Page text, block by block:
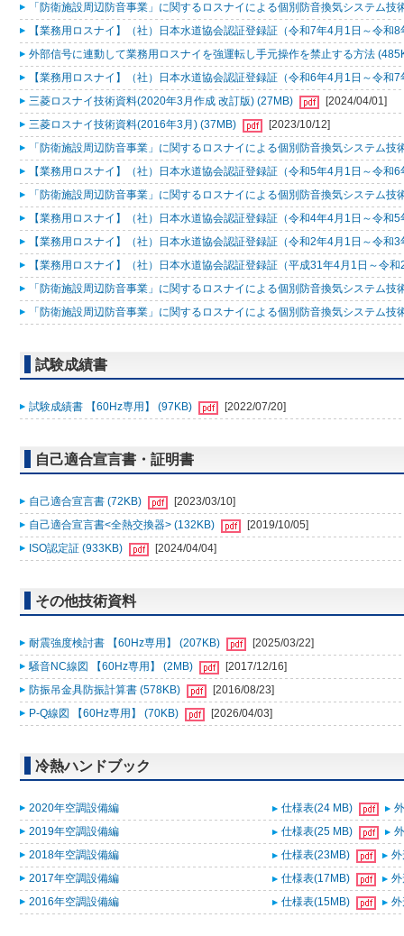
「防衛施設周辺防音事業」に関するロスナイによる個別防音換気システム
【業務用ロスナイ】（社）日本水道協会認証登録証（令和7年4月1日～令和
外部信号に連動して業務用ロスナイを強運転し手元操作を禁止する方法
【業務用ロスナイ】（社）日本水道協会認証登録証（令和6年4月1日～令和
三菱ロスナイ技術資料(2020年3月作成 改訂版) (27MB)
[2024/04/01]
三菱ロスナイ技術資料(2016年3月) (37MB)
[2023/10/12]
「防衛施設周辺防音事業」に関するロスナイによる個別防音換気システム
【業務用ロスナイ】（社）日本水道協会認証登録証（令和5年4月1日～令和
「防衛施設周辺防音事業」に関するロスナイによる個別防音換気システム
【業務用ロスナイ】（社）日本水道協会認証登録証（令和4年4月1日～令和
【業務用ロスナイ】（社）日本水道協会認証登録証（令和2年4月1日～令和
【業務用ロスナイ】（社）日本水道協会認証登録証（平成31年4月1日～令
「防衛施設周辺防音事業」に関するロスナイによる個別防音換気システム
「防衛施設周辺防音事業」に関するロスナイによる個別防音換気システム
試験成績書
試験成績書 【60Hz専用】 (97KB) [2022/07/20]
自己適合宣言書・証明書
自己適合宣言書 (72KB)
[2023/03/10]
自己適合宣言書<全熱交換器> (132KB)
[2019/10/05]
ISO認定証 (933KB)
[2024/04/04]
その他技術資料
耐震強度検討書 【60Hz専用】 (207KB)
[2025/03/22]
騒音NC線図 【60Hz専用】 (2MB)
[2017/12/16]
防振吊金具防振計算書 (578KB)
[2016/08/23]
P-Q線図 【60Hz専用】 (70KB)
[2026/04/03]
冷熱ハンドブック
2020年空調設備編 仕様表(24 MB)
2019年空調設備編
仕様表(25 MB)
2018年空調設備編
仕様表(23MB)
2017年空調設備編
仕様表(17MB)
2016年空調設備編
仕様表(15MB)